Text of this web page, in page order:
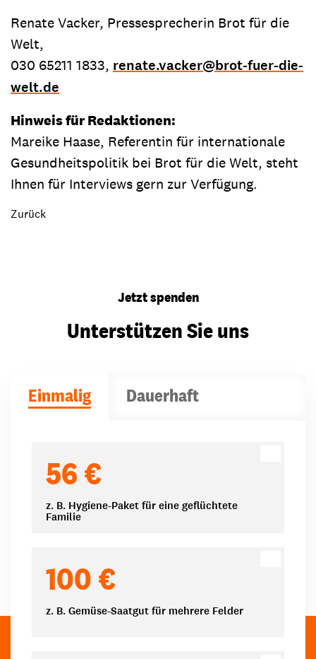
Renate Vacker, Pressesprecherin Brot für die
Welt,
030 65211 1833, renate.vacker@brot-fuer-die-
welt.de
Hinweis für Redaktionen:
Mareike Haase, Referentin für internationale
Gesundheitspolitik bei Brot für die Welt, steht
Ihnen für Interviews gern zur Verfügung.
Zurück
Jetzt spenden
Unterstützen Sie uns
Einmalig Dauerhaft
56 €
z. B. Hygiene-Paket für eine geflüchtete
Familie
100 €
z. B. Gemüse-Saatgut für mehrere Felder